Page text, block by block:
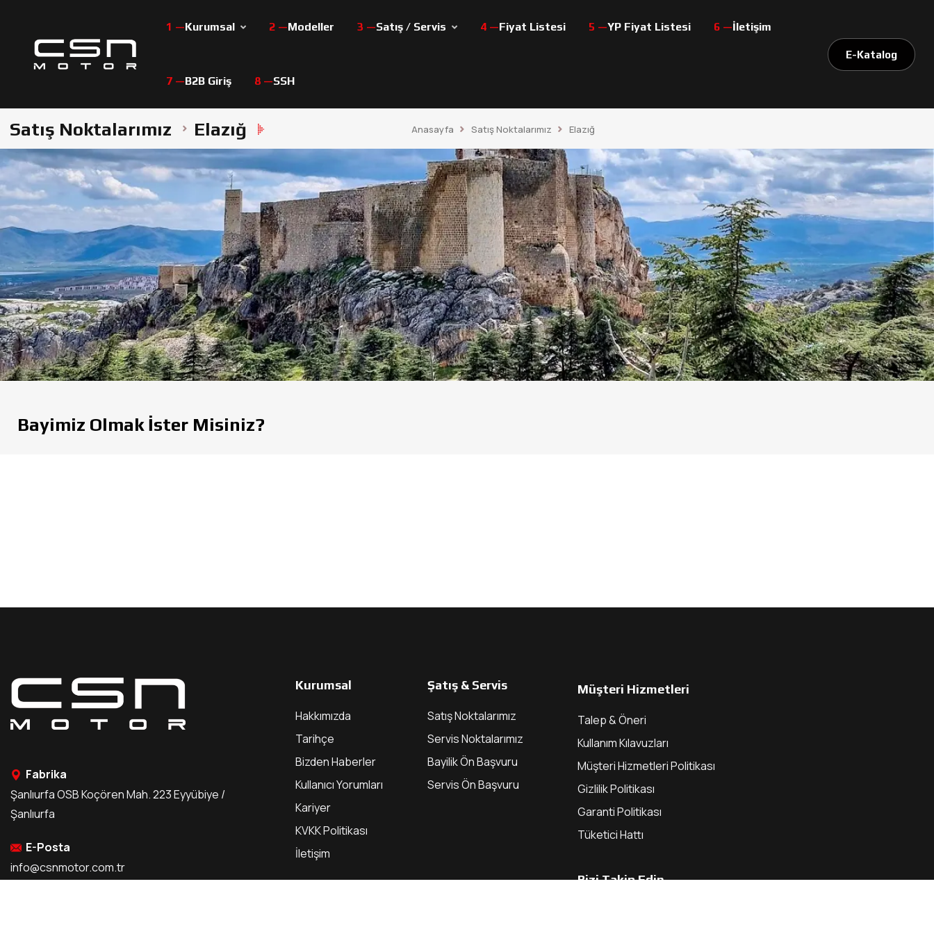
Kurumsal Modeller Satış / Servis Fiyat Listesi YP Fiyat Listesi İletişim
B2B Giriş SSH
E-Katalog
Satış Noktalarımız Elazığ Anasayfa Satış Noktalarımız Elazığ
Bayimiz Olmak İster Misiniz?
Fabrika
Şanlıurfa OSB Koçören Mah. 223 Eyyübiye /
Şanlıurfa
E-Posta
info@csnmotor.com.tr
Kurumsal
Hakkımızda
Tarihçe
Bizden Haberler
Kullanıcı Yorumları
Kariyer
KVKK Politikası
İletişim
Şatış & Servis
Satış Noktalarımız
Servis Noktalarımız
Bayilik Ön Başvuru
Servis Ön Başvuru
Müşteri Hizmetleri
Talep & Öneri
Kullanım Kılavuzları
Müşteri Hizmetleri Politikası
Gizlilik Politikası
Garanti Politikası
Tüketici Hattı
Bizi Takip Edin